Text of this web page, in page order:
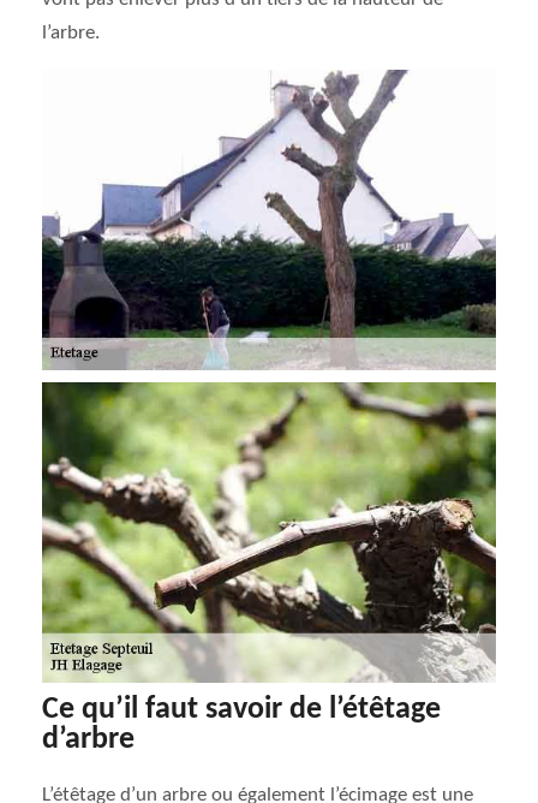
l’arbre.
Ce qu’il faut savoir de l’étêtage
d’arbre
L’étêtage d’un arbre ou également l’écimage est une